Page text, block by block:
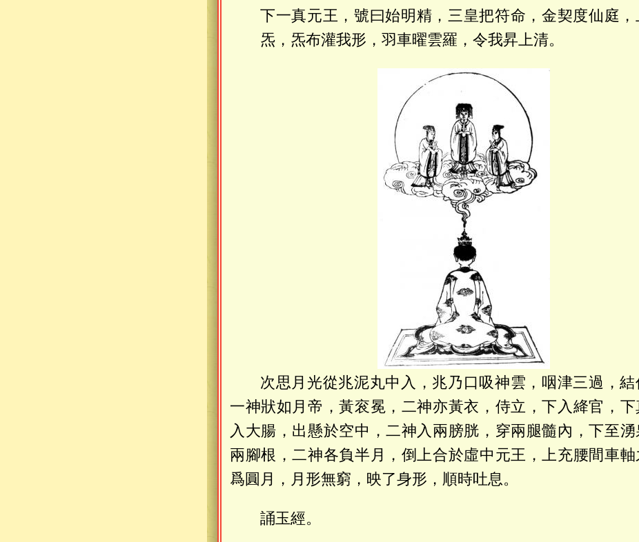
下一真元王，號曰始明精，三皇把符命，金契度仙庭，
炁，炁布灌我形，羽車曜雲羅，令我昇上清。
次思月光從兆泥丸中入，兆乃口吸神雲，咽津三過，結
一神狀如月帝，黃衮冕，二神亦黃衣，侍立，下入絳官，
入大腸，出懸於空中，二神入兩膀胱，穿兩腿髓內，下至湧
兩腳根，二神各負半月，倒上合於虛中元王，上充腰間車
爲圓月，月形無窮，映了身形，順時吐息。
誦玉經。